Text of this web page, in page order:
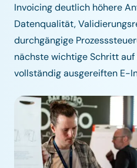
Invoicing deutlich höhere
Datenqualität,
durchgängige
nächste wichtige Schritt auf
vollständig ausgereiften E-